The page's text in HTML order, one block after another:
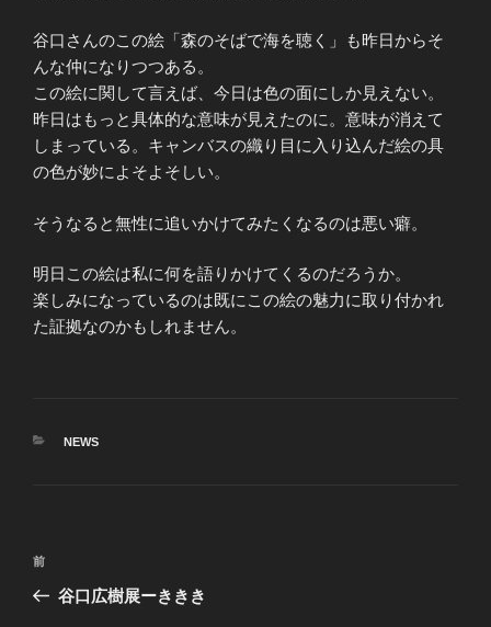
谷口さんのこの絵「森のそばで海を聴く」も昨日からそ
んな仲になりつつある。
この絵に関して言えば、今日は色の面にしか見えない。
昨日はもっと具体的な意味が見えたのに。意味が消えて
しまっている。キャンバスの織り目に入り込んだ絵の具
の色が妙によそよそしい。
そうなると無性に追いかけてみたくなるのは悪い癖。
明日この絵は私に何を語りかけてくるのだろうか。
楽しみになっているのは既にこの絵の魅力に取り付かれ
た証拠なのかもしれません。
カ
NEWS
投
前
の
前
谷口広樹展ーききき